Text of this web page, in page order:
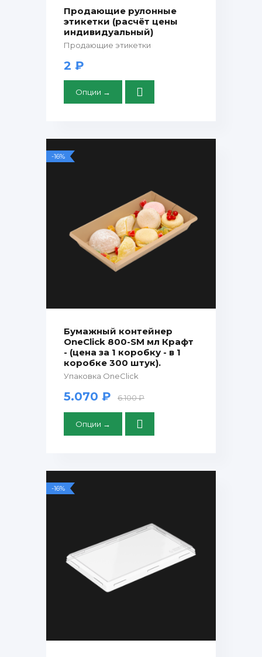
Продающие рулонные
этикетки (расчёт цены
индивидуальный)
Продающие этикетки
2 ₽
Опции →
-16%
Бумажный контейнер
OneClick 800-SM мл Крафт
- (цена за 1 коробку - в 1
коробке 300 штук).
Упаковка OneClick
5.070 ₽ 6.100 ₽
Опции →
-16%